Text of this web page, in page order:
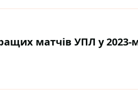
матчів УПЛ у 2023-